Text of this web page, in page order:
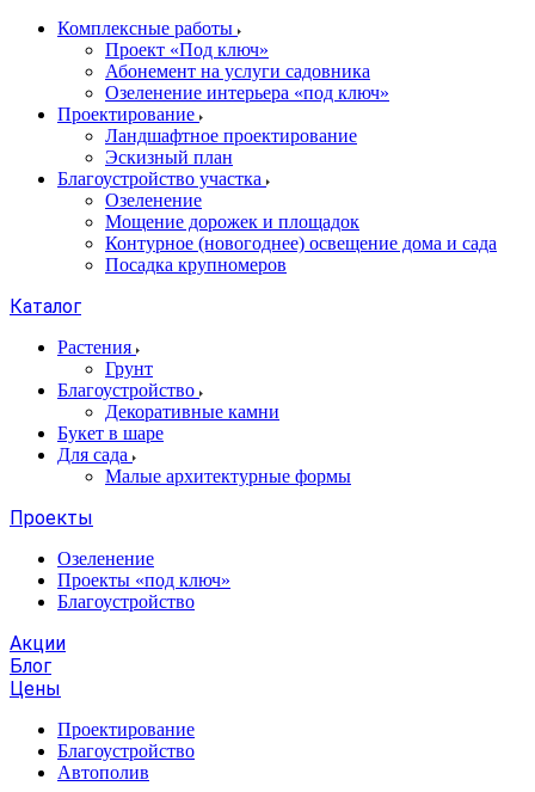
Комплексные работы
Проект «Под ключ»
Абонемент на услуги садовника
Озеленение интерьера «под ключ»
Проектирование
Ландшафтное проектирование
Эскизный план
Благоустройство участка
Озеленение
Мощение дорожек и площадок
Контурное (новогоднее) освещение дома и сада
Посадка крупномеров
Каталог
Растения
Грунт
Благоустройство
Декоративные камни
Букет в шаре
Для сада
Малые архитектурные формы
Проекты
Озеленение
Проекты «под ключ»
Благоустройство
Акции
Блог
Цены
Проектирование
Благоустройство
Автополив